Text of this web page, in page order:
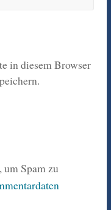
in diesem Browser
Spam zu